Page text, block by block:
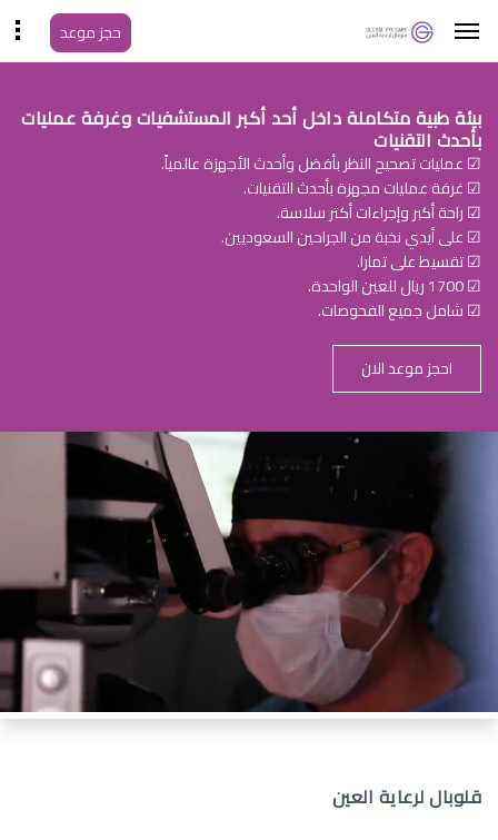
حجز موعد
بيئة طبية متكاملة داخل أحد أكبر المستشفيات وغرفة عمليات
بأحدث التقنيات
☑ عمليات تصحيح النظر بأفضل وأحدث الأجهزة عالمياً.
☑ غرفة عمليات مجهزة بأحدث التقنيات.
☑ راحة أكبر وإجراءات أكثر سلاسة.
☑ على أيدي نخبة من الجراحين السعوديين.
☑ تقسيط على تمارا.
☑ 1700 ريال للعين الواحدة.
☑ شامل جميع الفحوصات.
احجز موعد الان
قلوبال لرعاية العين